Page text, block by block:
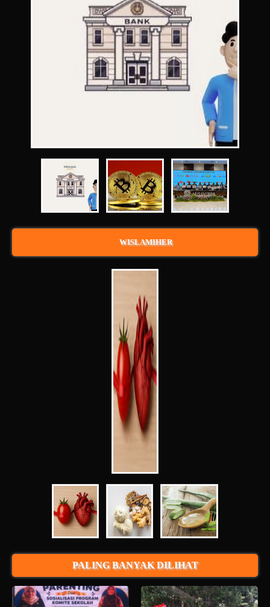
WISLAMIHER
PALING BANYAK DILIHAT